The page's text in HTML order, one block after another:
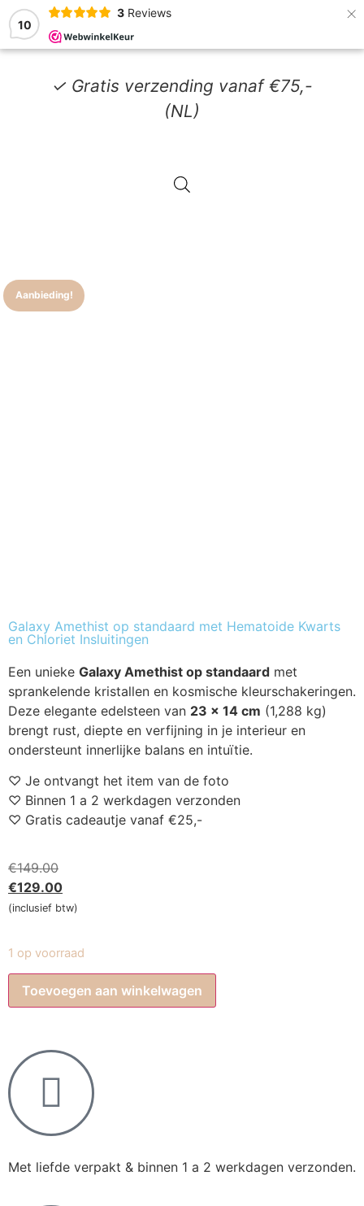
10
3 Reviews ×
✓ Gratis verzending vanaf €75,-
(NL)
Aanbieding!
Galaxy Amethist op standaard met Hematoide Kwarts
en Chloriet Insluitingen
Een unieke Galaxy Amethist op standaard met
sprankelende kristallen en kosmische kleurschakeringen.
Deze elegante edelsteen van 23 x 14 cm (1,288 kg)
brengt rust, diepte en verfijning in je interieur en
ondersteunt innerlijke balans en intuïtie.
♡ Je ontvangt het item van de foto
♡ Binnen 1 a 2 werkdagen verzonden
♡ Gratis cadeautje vanaf €25,-
€149.00
€129.00
(inclusief btw)
1 op voorraad
Toevoegen aan winkelwagen
Met liefde verpakt & binnen 1 a 2 werkdagen verzonden.